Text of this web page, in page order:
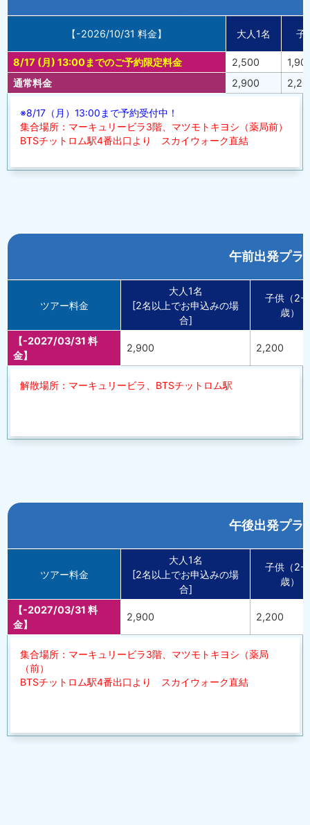
【-2026/10/31 料金】 大人1名 子
8/17 (月) 13:00までのご予約限定料金 2,500
通常料金
2,900
※8/17（月）13:00まで予約受付中！
集合場所：マーキュリービラ3階、マツモトキヨシ（薬局前）
BTSチットロム駅4番出口より スカイウォーク直結
午前出発プラ
ツアー料金
大人1名
[2名以上でお申込みの場
合]
子供（2-
歳）
【-2027/03/31 料
金】
2,900 2,200
解散場所：マーキュリービラ、BTSチットロム駅
午後出発プラ
ツアー料金
大人1名
[2名以上でお申込みの場
合]
子供（2-
歳）
【-2027/03/31 料
金】
2,900 2,200
集合場所：マーキュリービラ3階、マツモトキヨシ（薬局
（前）
BTSチットロム駅4番出口より スカイウォーク直結